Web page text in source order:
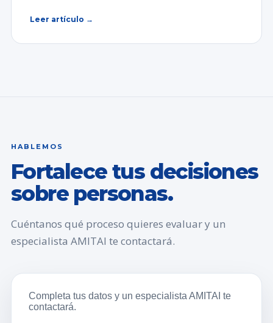
Leer artículo →
HABLEMOS
Fortalece tus decisiones
sobre personas.
Cuéntanos qué proceso quieres evaluar y un
especialista AMITAI te contactará.